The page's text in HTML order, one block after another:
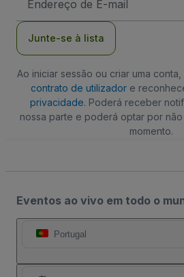
de
Junte-se à lista
Ao iniciar sessão ou criar uma
contrato de utilizadore
privacidade. Poderá receber
nossa parte e poderá optar por
momento.
Eventos ao vivo em todo o
Portugal